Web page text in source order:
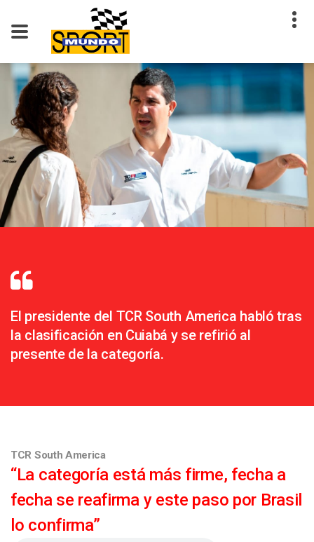
El presidente del TCR South America habló tras
la clasificación en Cuiabá y se refirió al
presente de la categoría.
TCR South America
“La categoría está más firme, fecha a
fecha se reafirma y este paso por Brasil
lo confirma”